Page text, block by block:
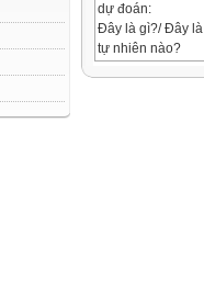
dự đoán:
Đây là gì?/ Đây
tự nhiên nào?